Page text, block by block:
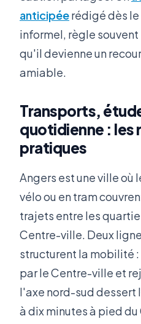
anticipéerédigé dès
informel, règle
qu'il devienne un
amiable.
Transports,
quotidienne : les
pratiques
Angers est une ville où
vélo ou en tram
trajets entre les
Centre-ville. Deux
structurent la mobilité
par le Centre-ville et
l'axe nord-sud dessert
à dix minutes à pied